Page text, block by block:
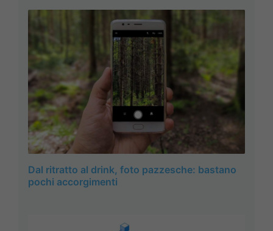
Dal ritratto al drink, foto pazzesche: bastano
pochi accorgimenti